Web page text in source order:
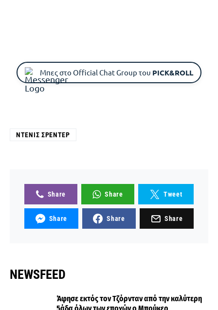
Μπες στο Official Chat Group του PICK&ROLL
ΝΤΈΝΙΣ ΣΡΈΝΤΕΡ
Share Share Tweet
Share Share Share
NEWSFEED
Άφησε εκτός τον Τζόρνταν από την καλύτερη
5άδα όλων των εποχών ο Μπούκερ